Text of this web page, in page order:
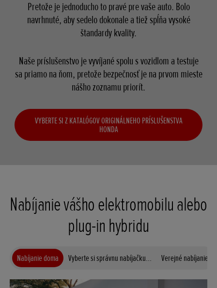
Pretože je jednoducho to pravé pre vaše auto. Bolo
navrhnuté, aby sedelo dokonale a tiež spĺňa vysoké
štandardy kvality.
Naše príslušenstvo je vyvíjané spolu s vozidlom a testuje
sa priamo na ňom, pretože bezpečnosť je na prvom mieste
nášho zoznamu priorít.
VYBERTE SI Z KATALÓGOV ORIGINÁLNEHO PRÍSLUŠENSTVA
HONDA
Nabíjanie vášho elektromobilu alebo
plug-in hybridu
Nabíjanie doma Vyberte si správnu nabíjačku... Verejné nabíjanie